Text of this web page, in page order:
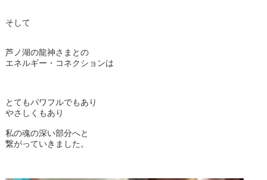
そして
芦ノ湖の龍神さまとの
エネルギー・コネクションは
とてもパワフルでもあり
やさしくもあり
私の魂の深い部分へと
繋がっていきました。